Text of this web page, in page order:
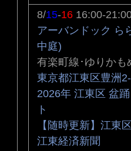
8/15-16 16:00-
アーバンドック ら
中庭)
有楽町線･ゆりかも
東京都江東区豊洲
2026年 江東区 盆
ト
【随時更新】江東
江東経済新聞